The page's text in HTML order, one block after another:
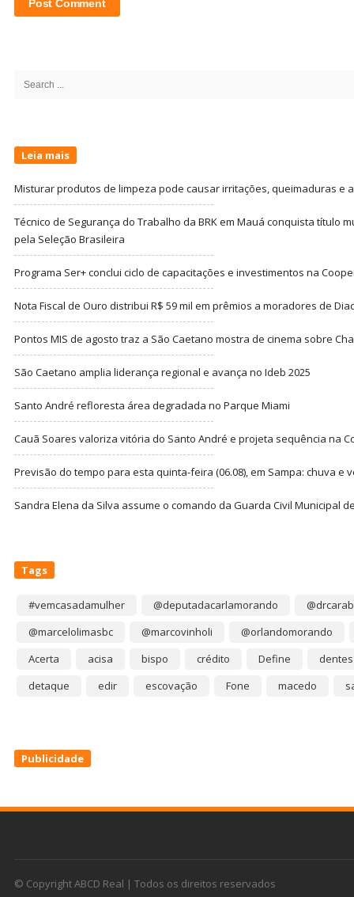
Search
Leia mais
Misturar produtos de limpeza pode causar irritações, queimaduras e
Técnico de Segurança do Trabalho da BRK em Mauá conquista título
pela Seleção Brasileira
Programa Ser+ conclui ciclo de capacitações e investimentos na
Nota Fiscal de Ouro distribui R$ 59 mil em prêmios a moradores de
Pontos MIS de agosto traz a São Caetano mostra de cinema sobre
São Caetano amplia liderança regional e avança no Ideb 2025
Santo André refloresta área degradada no Parque Miami
Cauã Soares valoriza vitória do Santo André e projeta sequência na
Previsão do tempo para esta quinta-feira (06.08), em Sampa: chuva e
Sandra Elena da Silva assume o comando da Guarda Civil Municipal
Tags
#vemcasadamulher @deputadacarlamorando
@marcelolimasbc
@marcovinholi
@orlandomorando
Acerta
acisa bispo crédito Define
dentes
detaque
edir escovação Fone macedo
Publicidade
© Copyright ABCD Real | Todos os direitos reservados